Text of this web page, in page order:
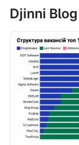
Djinni Blog